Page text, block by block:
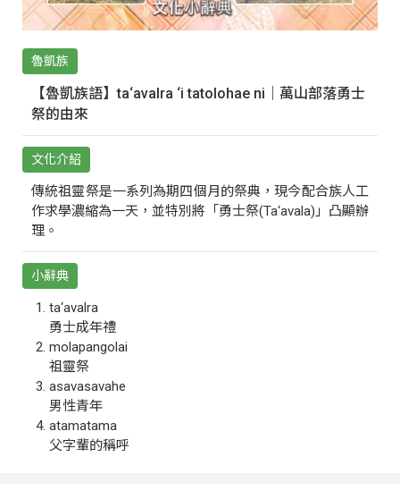
魯凱族
【魯凱族語】ta‘avalra ‘i tatolohae ni｜萬山部落勇士
祭的由來
文化介紹
傳統祖靈祭是一系列為期四個月的祭典，現今配合族人工
作求學濃縮為一天，並特別將「勇士祭(Ta‘avala)」凸顯辦
理。
小辭典
ta‘avalra
勇士成年禮
molapangolai
祖靈祭
asavasavahe
男性青年
atamatama
父字輩的稱呼